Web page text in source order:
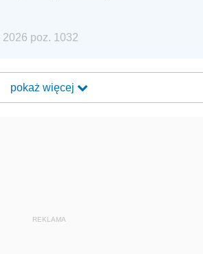
poz. 1032
pokaż więcej
REKLAMA